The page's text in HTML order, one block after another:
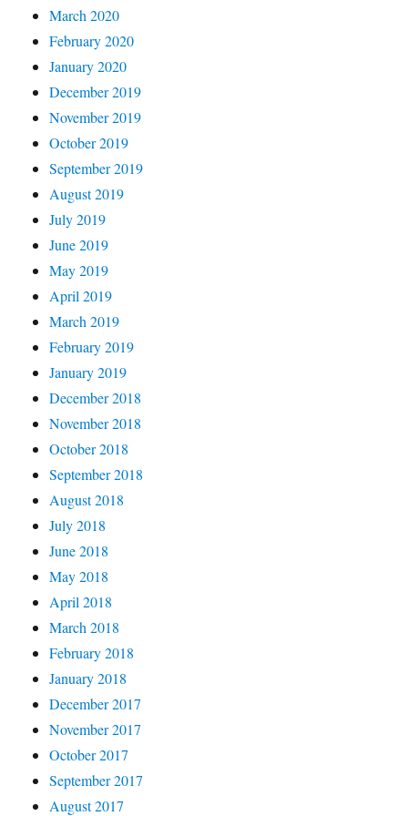
March 2020
February 2020
January 2020
December 2019
November 2019
October 2019
September 2019
August 2019
July 2019
June 2019
May 2019
April 2019
March 2019
February 2019
January 2019
December 2018
November 2018
October 2018
September 2018
August 2018
July 2018
June 2018
May 2018
April 2018
March 2018
February 2018
January 2018
December 2017
November 2017
October 2017
September 2017
August 2017